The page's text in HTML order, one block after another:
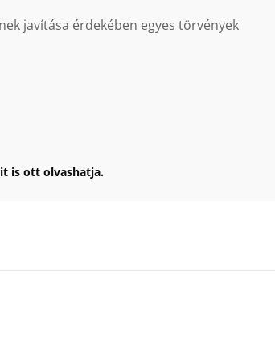
javítása érdekében egyes törvények
is ott olvashatja.